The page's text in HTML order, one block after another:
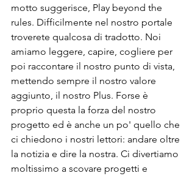
motto suggerisce, Play beyond the
rules. Difficilmente nel nostro portale
troverete qualcosa di tradotto. Noi
amiamo leggere, capire, cogliere per
poi raccontare il nostro punto di vista,
mettendo sempre il nostro valore
aggiunto, il nostro Plus. Forse è
proprio questa la forza del nostro
progetto ed è anche un po' quello che
ci chiedono i nostri lettori: andare oltre
la notizia e dire la nostra. Ci divertiamo
moltissimo a scovare progetti e